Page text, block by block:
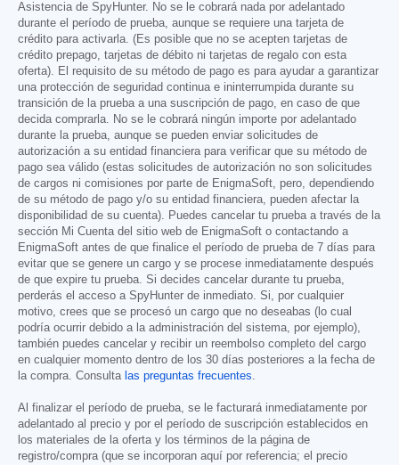
Asistencia de SpyHunter. No se le cobrará nada por adelantado
durante el período de prueba, aunque se requiere una tarjeta de
crédito para activarla. (Es posible que no se acepten tarjetas de
crédito prepago, tarjetas de débito ni tarjetas de regalo con esta
oferta). El requisito de su método de pago es para ayudar a garantizar
una protección de seguridad continua e ininterrumpida durante su
transición de la prueba a una suscripción de pago, en caso de que
decida comprarla. No se le cobrará ningún importe por adelantado
durante la prueba, aunque se pueden enviar solicitudes de
autorización a su entidad financiera para verificar que su método de
pago sea válido (estas solicitudes de autorización no son solicitudes
de cargos ni comisiones por parte de EnigmaSoft, pero, dependiendo
de su método de pago y/o su entidad financiera, pueden afectar la
disponibilidad de su cuenta). Puedes cancelar tu prueba a través de la
sección Mi Cuenta del sitio web de EnigmaSoft o contactando a
EnigmaSoft antes de que finalice el período de prueba de 7 días para
evitar que se genere un cargo y se procese inmediatamente después
de que expire tu prueba. Si decides cancelar durante tu prueba,
perderás el acceso a SpyHunter de inmediato. Si, por cualquier
motivo, crees que se procesó un cargo que no deseabas (lo cual
podría ocurrir debido a la administración del sistema, por ejemplo),
también puedes cancelar y recibir un reembolso completo del cargo
en cualquier momento dentro de los 30 días posteriores a la fecha de
la compra. Consulta las preguntas frecuentes.
Al finalizar el período de prueba, se le facturará inmediatamente por
adelantado al precio y por el período de suscripción establecidos en
los materiales de la oferta y los términos de la página de
registro/compra (que se incorporan aquí por referencia; el precio